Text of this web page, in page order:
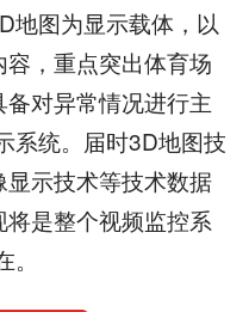
地图为显示载体，以
，重点突出体育场
对异常情况进行主
系统。届时3D地图技
示技术等技术数据
是整个视频监控系